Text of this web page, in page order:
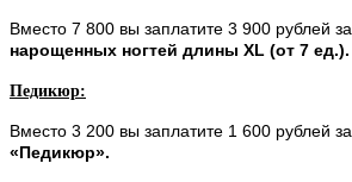
Вместо 7 800 вы заплатите 3 900 рублей за
нарощенных ногтей длины XL (от 7 ед.).
Педикюр:
Вместо 3 200 вы заплатите 1 600 рублей за
«Педикюр».